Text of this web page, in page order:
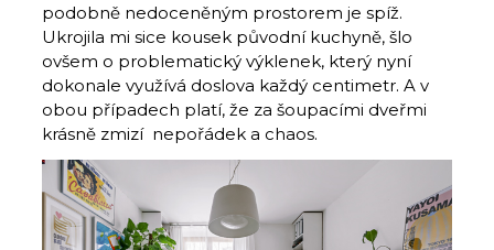
podobně nedoceněným prostorem je spíž.
Ukrojila mi sice kousek původní kuchyně, šlo
ovšem o problematický výklenek, který nyní
dokonale využívá doslova každý centimetr. A v
obou případech platí, že za šoupacími dveřmi
krásně zmizí nepořádek a chaos.